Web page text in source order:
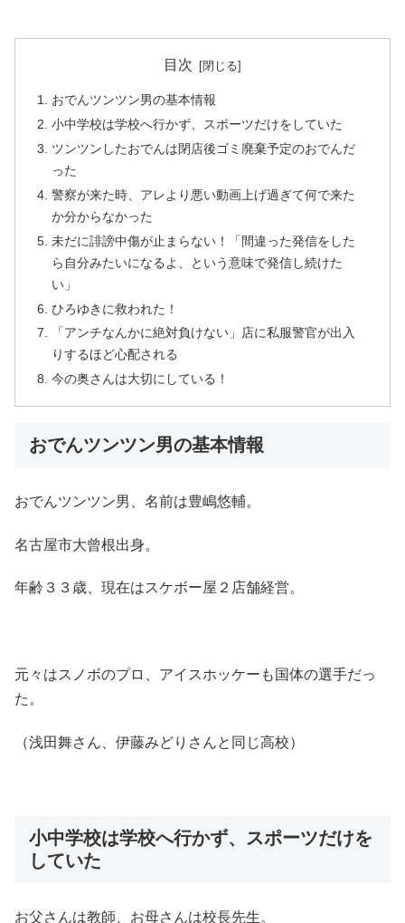
目次
おでんツンツン男の基本情報
小中学校は学校へ行かず、スポーツだけをしていた
ツンツンしたおでんは閉店後ゴミ廃棄予定のおでんだ
った
警察が来た時、アレより悪い動画上げ過ぎて何で来た
か分からなかった
未だに誹謗中傷が止まらない！「間違った発信をした
ら自分みたいになるよ、という意味で発信し続けた
い」
ひろゆきに救われた！
「アンチなんかに絶対負けない」店に私服警官が出入
りするほど心配される
今の奥さんは大切にしている！
おでんツンツン男の基本情報
おでんツンツン男、名前は豊嶋悠輔。
名古屋市大曾根出身。
年齢３３歳、現在はスケボー屋２店舗経営。
元々はスノボのプロ、アイスホッケーも国体の選手だっ
た。
（浅田舞さん、伊藤みどりさんと同じ高校）
小中学校は学校へ行かず、スポーツだけを
していた
お父さんは教師、お母さんは校長先生。